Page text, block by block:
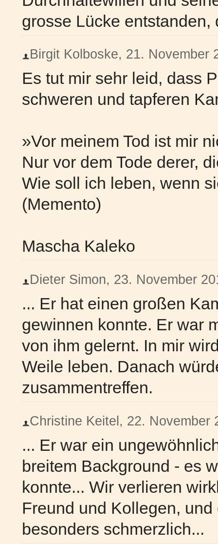
grosse Lücke
Birgit Kolboske, 21. November
Es tut mir sehr leid, dass
schweren und tapferen
»Vor meinem Tod ist mir
Nur vor dem Tode derer,
Wie soll ich leben, wenn
(Memento)
Mascha Kaleko
Dieter Simon, 23. November
... Er hat einen großen
gewinnen konnte. Er war
von ihm gelernt. In mir
Weile leben. Danach
zusammentreffen.
Christine Keitel, 22. November
... Er war ein
breitem Background - es
konnte... Wir verlieren
Freund und Kollegen,
besonders schmerzlich...